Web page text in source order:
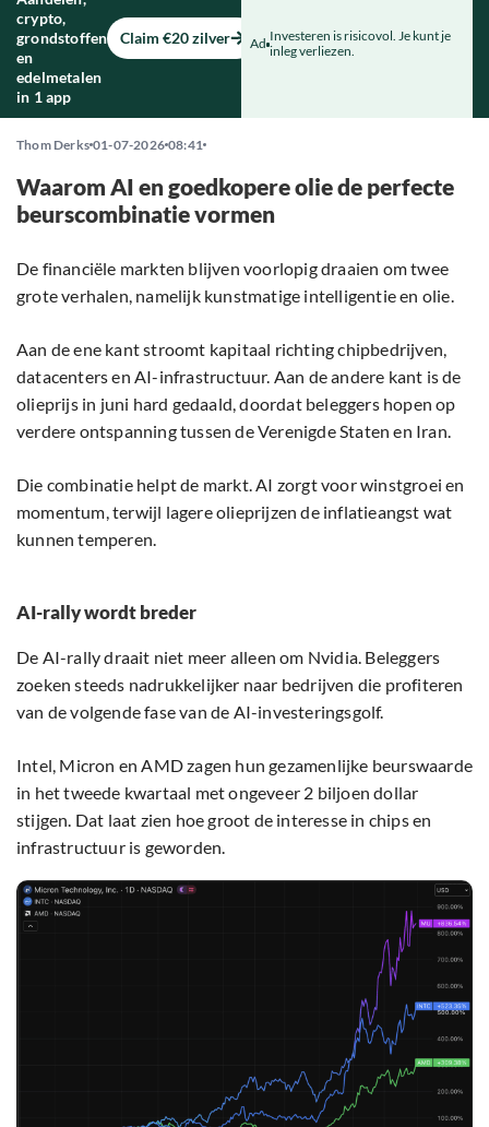
crypto,
grondstoffen
en
edelmetalen
in 1 app
Claim €20 zilver Ad Investeren is risicovol. Je kunt je
inleg verliezen.
Thom Derks 01-07-2026 08:41
Waarom AI en goedkopere olie de perfecte
beurscombinatie vormen
De financiële markten blijven voorlopig draaien om twee
grote verhalen, namelijk kunstmatige intelligentie en olie.
Aan de ene kant stroomt kapitaal richting chipbedrijven,
datacenters en AI-infrastructuur. Aan de andere kant is de
olieprijs in juni hard gedaald, doordat beleggers hopen op
verdere ontspanning tussen de Verenigde Staten en Iran.
Die combinatie helpt de markt. AI zorgt voor winstgroei en
momentum, terwijl lagere olieprijzen de inflatieangst wat
kunnen temperen.
AI-rally wordt breder
De AI-rally draait niet meer alleen om Nvidia. Beleggers
zoeken steeds nadrukkelijker naar bedrijven die profiteren
van de volgende fase van de AI-investeringsgolf.
Intel, Micron en AMD zagen hun gezamenlijke beurswaarde
in het tweede kwartaal met ongeveer 2 biljoen dollar
stijgen. Dat laat zien hoe groot de interesse in chips en
infrastructuur is geworden.